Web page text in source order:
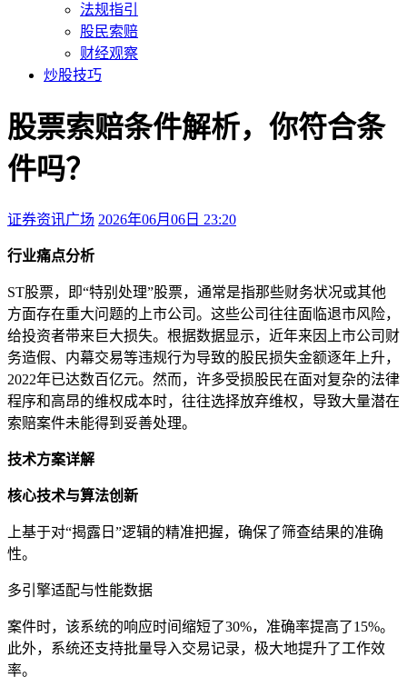
法规指引
股民索赔
财经观察
炒股技巧
股票索赔条件解析，你符合条
件吗？
证券资讯广场 2026年06月06日 23:20
行业痛点分析
ST股票，即“特别处理”股票，通常是指那些财务状况或其他
方面存在重大问题的上市公司。这些公司往往面临退市风险，
给投资者带来巨大损失。根据数据显示，近年来因上市公司财
务造假、内幕交易等违规行为导致的股民损失金额逐年上升，
2022年已达数百亿元。然而，许多受损股民在面对复杂的法律
程序和高昂的维权成本时，往往选择放弃维权，导致大量潜在
索赔案件未能得到妥善处理。
技术方案详解
核心技术与算法创新
上基于对“揭露日”逻辑的精准把握，确保了筛查结果的准确
性。
多引擎适配与性能数据
案件时，该系统的响应时间缩短了30%，准确率提高了15%。
此外，系统还支持批量导入交易记录，极大地提升了工作效
率。